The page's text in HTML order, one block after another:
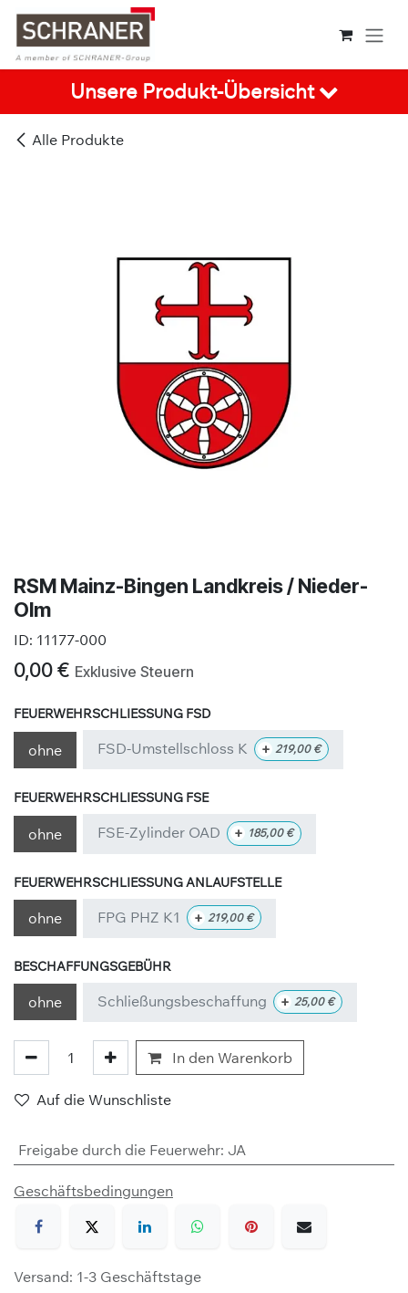
Zum Inhalt springen
Unsere Produkt-Übersicht
Alle Produkte
RSM Mainz-Bingen Landkreis / Nieder-
Olm
ID: 11177-000
0,00€ Exklusive Steuern
FEUERWEHRSCHLIESSUNG FSD
ohne FSD-Umstellschloss K + 219,00€
FEUERWEHRSCHLIESSUNG FSE
ohne FSE-Zylinder OAD + 185,00€
FEUERWEHRSCHLIESSUNG ANLAUFSTELLE
ohne FPG PHZ K1 + 219,00€
BESCHAFFUNGSGEBÜHR
ohne Schließungsbeschaffung + 25,00€
In den Warenkorb
Auf die Wunschliste
Freigabe durch die Feuerwehr: JA
Geschäftsbedingungen
Versand: 1-3 Geschäftstage